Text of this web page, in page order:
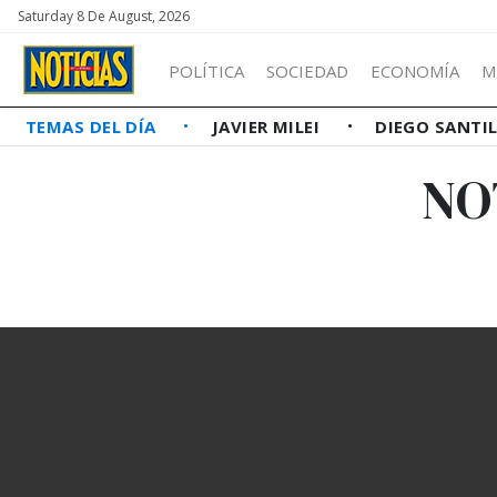
Saturday 8 De August, 2026
POLÍTICA SOCIEDAD ECONOMÍA
TEMAS DEL DÍA JAVIER MILEI DIEGO